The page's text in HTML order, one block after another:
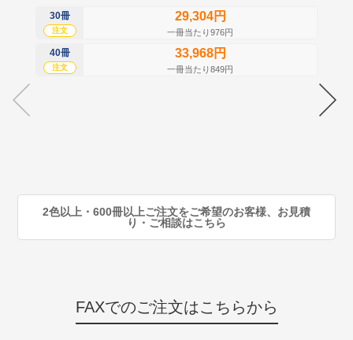
30冊
注文
29,304円
一冊当たり976円
40冊
注文
33,968円
一冊当たり849円
2色以上・600冊以上ご注文をご希望のお客様、お見積
り・ご相談はこちら
FAXでのご注文はこちらから